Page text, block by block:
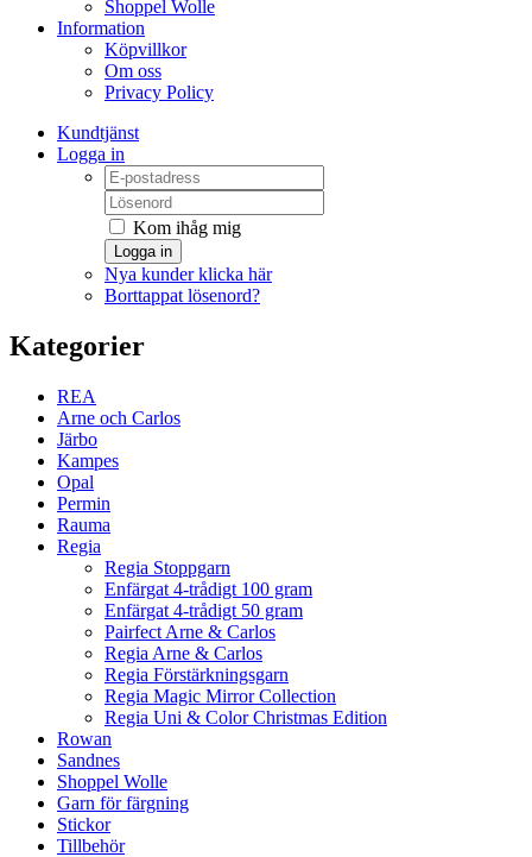
Shoppel Wolle
Information
Köpvillkor
Om oss
Privacy Policy
Kundtjänst
Logga in
Kom ihåg mig
Logga in
Nya kunder klicka här
Borttappat lösenord?
Kategorier
REA
Arne och Carlos
Järbo
Kampes
Opal
Permin
Rauma
Regia
Regia Stoppgarn
Enfärgat 4-trådigt 100 gram
Enfärgat 4-trådigt 50 gram
Pairfect Arne & Carlos
Regia Arne & Carlos
Regia Förstärkningsgarn
Regia Magic Mirror Collection
Regia Uni & Color Christmas Edition
Rowan
Sandnes
Shoppel Wolle
Garn för färgning
Stickor
Tillbehör